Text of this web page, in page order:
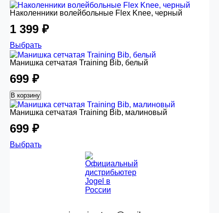
Наколенники волейбольные Flex Knee, черный
1 399 ₽
Выбрать
Манишка сетчатая Training Bib, белый
699 ₽
В корзину
Манишка сетчатая Training Bib, малиновый
699 ₽
Выбрать